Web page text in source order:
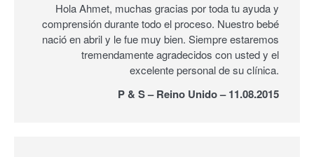
Hola Ahmet, muchas gracias por toda tu ayuda y
comprensión durante todo el proceso. Nuestro bebé
nació en abril y le fue muy bien. Siempre estaremos
tremendamente agradecidos con usted y el
excelente personal de su clínica.
P & S – Reino Unido – 11.08.2015